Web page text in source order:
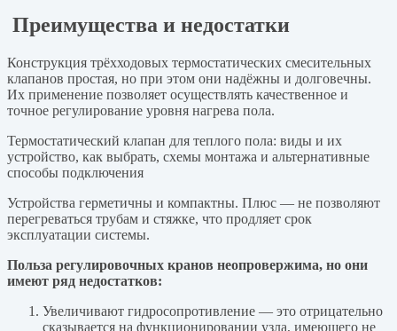
Преимущества и недостатки
Конструкция трёхходовых термостатических смесительных
клапанов простая, но при этом они надёжны и долговечны.
Их применение позволяет осуществлять качественное и
точное регулирование уровня нагрева пола.
Термостатический клапан для теплого пола: виды и их
устройство, как выбрать, схемы монтажа и альтернативные
способы подключения
Устройства герметичны и компактны. Плюс — не позволяют
перегреваться трубам и стяжке, что продляет срок
эксплуатации системы.
Польза регулировочных кранов неопровержима, но они
имеют ряд недостатков:
Увеличивают гидросопротивление — это отрицательно
сказывается на функционировании узла, имеющего не